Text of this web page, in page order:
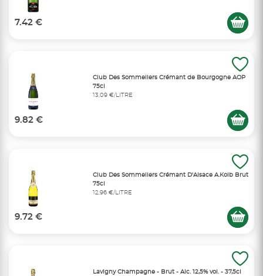
7.42 €
Club Des Sommeliers Crémant de Bourgogne AOP
75cl
13,09 €/LITRE
9.82 €
Club Des Sommeliers Crémant D'Alsace A.Kolb Brut
75cl
12,96 €/LITRE
9.72 €
Lavigny Champagne - Brut - Alc. 12,5% vol. - 37,5cl